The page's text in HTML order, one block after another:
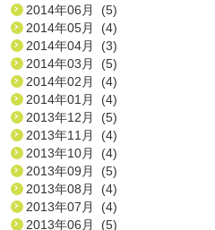
2014年06月 (5)
2014年05月 (4)
2014年04月 (3)
2014年03月 (5)
2014年02月 (4)
2014年01月 (4)
2013年12月 (5)
2013年11月 (4)
2013年10月 (4)
2013年09月 (5)
2013年08月 (4)
2013年07月 (4)
2013年06月 (5)